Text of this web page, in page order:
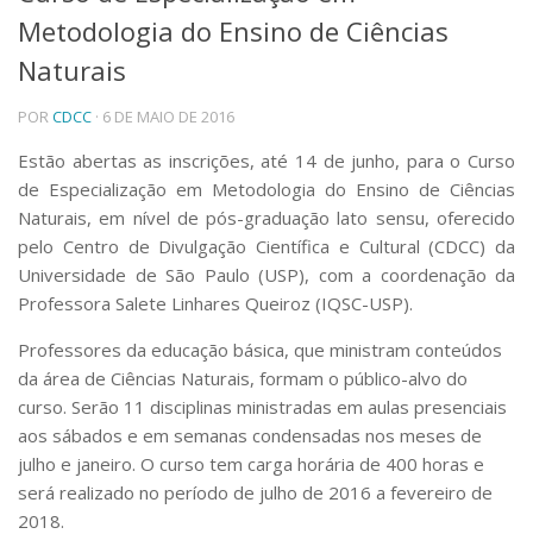
Telefones e Mapas
Pessoas
Ensino
Graduação
Educação a distância
Cursos de Extensão
Pesquisa e Inovação
Linhas de Pesquisa
Centros, Núcleos e Projetos em Rede
Pós-doutorado
Iniciação Científica
Transferência de Tecnologia
Empresas Juniores
Extensão à Comunidade
Projetos, Programas e Cursos
Artes, Cultura e Esportes
Museus e Espaços Interativos
Metodologia do Ensino de Ciências
Naturais
PORCDCC · 6 DE MAIO DE 2016
Estão abertas as inscrições, até 14 de junho, para o Curso
de Especialização em Metodologia do Ensino de Ciências
Naturais, em nível de pós-graduação lato sensu, oferecido
pelo Centro de Divulgação Científica e Cultural (CDCC) da
Universidade de São Paulo (USP), com a coordenação da
Professora Salete Linhares Queiroz (IQSC-USP).
Professores da educação básica, que ministram conteúdos
da área de Ciências Naturais, formam o público-alvo do
curso. Serão 11 disciplinas ministradas em aulas presenciais
aos sábados e em semanas condensadas nos meses de
julho e janeiro. O curso tem carga horária de 400 horas e
será realizado no período de julho de 2016 a fevereiro de
2018.